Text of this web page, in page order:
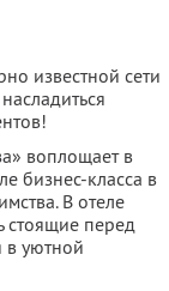
известной сети
воплощает в
бизнес-класса в
В отеле
стоящие перед
в уютной